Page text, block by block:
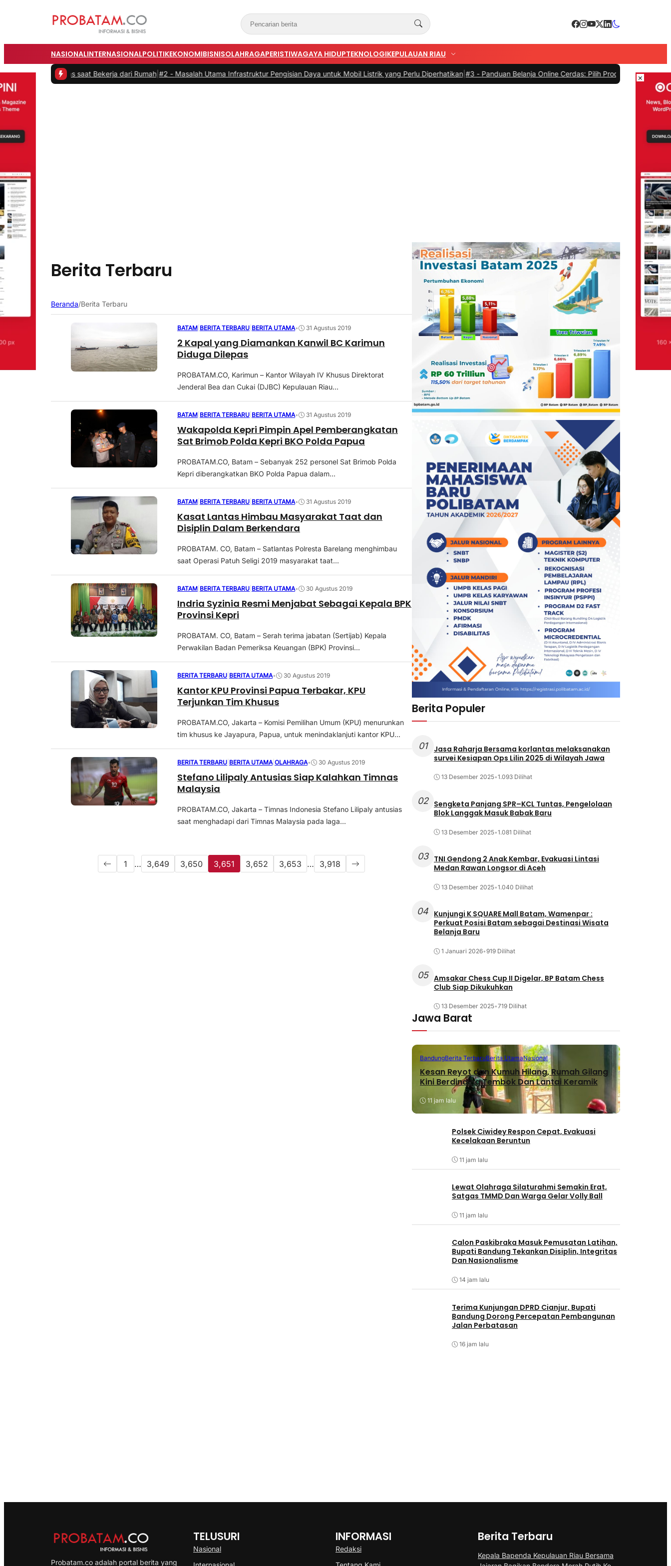
NASIONALINTERNASIONALPOLITIKEKONOMIBISNISOLAHRAGAPERISTIWAGAYA HIDUPTEKNOLOGIKEPULAUAN RIAU
saat Bekerja dari Rumah| #2 -Masalah Utama Infrastruktur Pengisian Daya untuk Mobil Listrik yang Perlu Diperhatikan|#3 -Panduan Belanja Online Cerdas: Pilih Produk dengan Bijak dan
Berita Terbaru
Beranda/Berita Terbaru
BATAM BERITA TERBARU BERITA UTAMA• 31 Agustus 2019
2 Kapal yang Diamankan Kanwil BC Karimun
Diduga Dilepas
PROBATAM.CO, Karimun – Kantor Wilayah IV Khusus Direktorat
Jenderal Bea dan Cukai (DJBC) Kepulauan Riau...
BATAM BERITA TERBARU BERITA UTAMA• 31 Agustus 2019
Wakapolda Kepri Pimpin Apel Pemberangkatan
Sat Brimob Polda Kepri BKO Polda Papua
PROBATAM.CO, Batam – Sebanyak 252 personel Sat Brimob Polda
Kepri diberangkatkan BKO Polda Papua dalam...
BATAM BERITA TERBARU BERITA UTAMA• 31 Agustus 2019
Kasat Lantas Himbau Masyarakat Taat dan
Disiplin Dalam Berkendara
PROBATAM. CO, Batam – Satlantas Polresta Barelang menghimbau
saat Operasi Patuh Seligi 2019 masyarakat taat...
BATAM BERITA TERBARU BERITA UTAMA• 30 Agustus 2019
Indria Syzinia Resmi Menjabat Sebagai Kepala BPK
Provinsi Kepri
PROBATAM. CO, Batam – Serah terima jabatan (Sertijab) Kepala
Perwakilan Badan Pemeriksa Keuangan (BPK) Provinsi...
BERITA TERBARU BERITA UTAMA• 30 Agustus 2019
Kantor KPU Provinsi Papua Terbakar, KPU
Terjunkan Tim Khusus
PROBATAM.CO, Jakarta – Komisi Pemilihan Umum (KPU) menurunkan
tim khusus ke Jayapura, Papua, untuk menindaklanjuti kantor KPU...
BERITA TERBARU BERITA UTAMA |OLAHRAGA• 30 Agustus 2019
Stefano Lilipaly Antusias Siap Kalahkan Timnas
Malaysia
PROBATAM.CO, Jakarta – Timnas Indonesia Stefano Lilipaly antusias
saat menghadapi dari Timnas Malaysia pada laga...
1 … 3,649 3,650 3,651 3,652 3,653 … 3,918
Berita Populer
01
Jasa Raharja Bersama korlantas melaksanakan
survei Kesiapan Ops Lilin 2025 di Wilayah Jawa
13 Desember 2025•1.093 Dilihat
02
Sengketa Panjang SPR–KCL Tuntas, Pengelolaan
Blok Langgak Masuk Babak Baru
13 Desember 2025•1.081 Dilihat
03
TNI Gendong 2 Anak Kembar, Evakuasi Lintasi
Medan Rawan Longsor di Aceh
13 Desember 2025•1.040 Dilihat
04 Kunjungi K SQUARE Mall Batam, Wamenpar :
Perkuat Posisi Batam sebagai Destinasi Wisata
Belanja Baru
1 Januari 2026•919 Dilihat
05 Amsakar Chess Cup II Digelar, BP Batam Chess
Club Siap Dikukuhkan
13 Desember 2025•719 Dilihat
Jawa Barat
BandungBerita TerbaruBerita UtamaNasional
Kesan Reyot dan Kumuh Hilang, Rumah Gilang
Kini Berdinding Tembok Dan Lantai Keramik
11 jam lalu
Polsek Ciwidey Respon Cepat, Evakuasi
Kecelakaan Beruntun
11 jam lalu
Lewat Olahraga Silaturahmi Semakin Erat,
Satgas TMMD Dan Warga Gelar Volly Ball
11 jam lalu
Calon Paskibraka Masuk Pemusatan Latihan,
Bupati Bandung Tekankan Disiplin, Integritas
Dan Nasionalisme
14 jam lalu
Terima Kunjungan DPRD Cianjur, Bupati
Bandung Dorong Percepatan Pembangunan
Jalan Perbatasan
16 jam lalu
Probatam.co adalah portal berita yang
TELUSURI
Nasional
INFORMASI
Redaksi
Berita Terbaru
Kepala Bapenda Kepulauan Riau Bersama
×